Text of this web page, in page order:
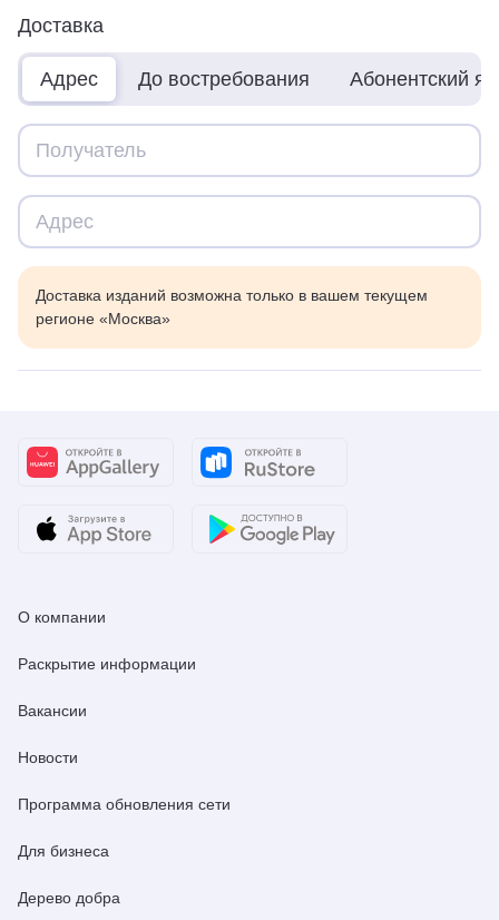
Доставка
Адрес До востребования Абонентский
Доставка изданий возможна только в вашем текущем
регионе «Москва»
О компании
Раскрытие информации
Вакансии
Новости
Программа обновления сети
Для бизнеса
Дерево добра